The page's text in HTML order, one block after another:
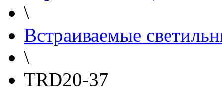
\
Встраиваемые
\
TRD20-37